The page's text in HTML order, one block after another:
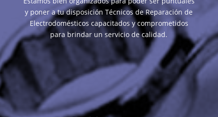
y poner a tu disposición Técnicos de Reparación de
Electrodomésticos capacitados y comprometidos
para brindar un servicio de calidad.